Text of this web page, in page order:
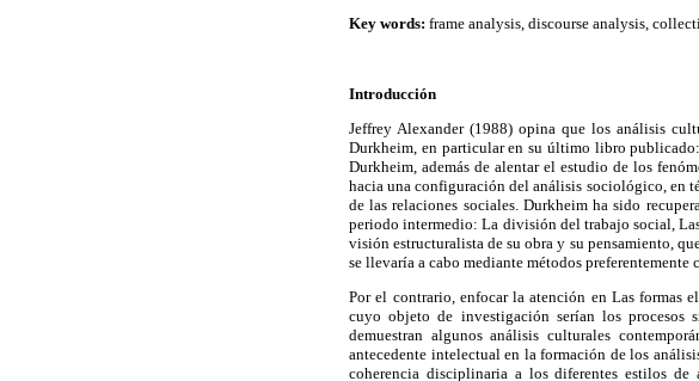
Key words: frame analysis, discourse analysis,
Introducción
Jeffrey Alexander (1988) opina que los análisis
Durkheim, en particular en su último libro
Durkheim, además de alentar el estudio de los
hacia una configuración del análisis sociológico, en
de las relaciones sociales. Durkheim ha sido
periodo intermedio: La división del trabajo social,
visión estructuralista de su obra y su pensamiento,
se llevaría a cabo mediante métodos preferentemente
Por el contrario, enfocar la atención en Las formas
cuyo objeto de investigación serían los
demuestran algunos análisis culturales
antecedente intelectual en la formación de los
coherencia disciplinaria a los diferentes estilos